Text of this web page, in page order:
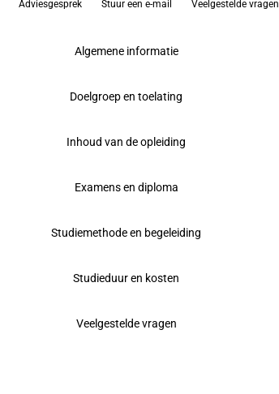
Adviesgesprek Stuur een e-mail Veelgestelde vragen
Algemene informatie
Doelgroep en toelating
Inhoud van de opleiding
Examens en diploma
Studiemethode en begeleiding
Studieduur en kosten
Veelgestelde vragen